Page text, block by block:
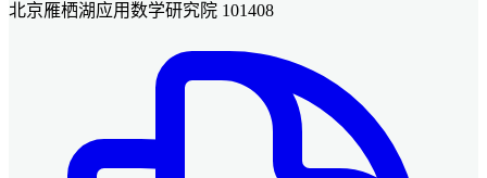
北京雁栖湖应用数学研究院 101408